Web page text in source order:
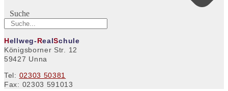
Suche
Hellweg-RealSchule
Königsborner Str. 12
59427 Unna
Tel: 02303 50381
Fax: 02303 591013